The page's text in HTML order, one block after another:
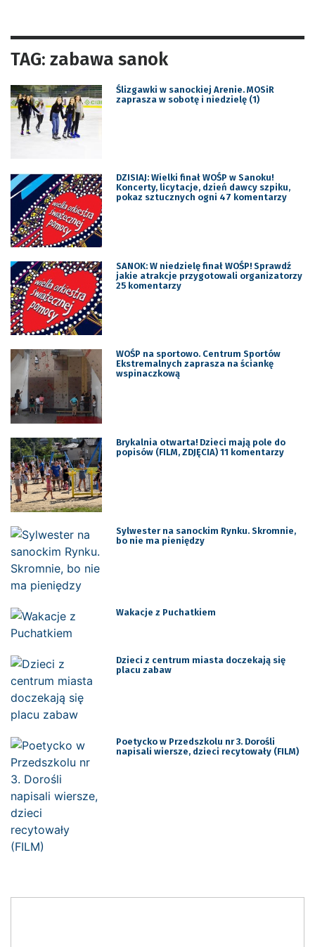
TAG: zabawa sanok
Ślizgawki w sanockiej Arenie. MOSiR
zaprasza w sobotę i niedzielę (1)
DZISIAJ: Wielki finał WOŚP w Sanoku!
Koncerty, licytacje, dzień dawcy szpiku,
pokaz sztucznych ogni 47 komentarzy
SANOK: W niedzielę finał WOŚP! Sprawdź
jakie atrakcje przygotowali organizatorzy
25 komentarzy
WOŚP na sportowo. Centrum Sportów
Ekstremalnych zaprasza na ściankę
wspinaczkową
Brykalnia otwarta! Dzieci mają pole do
popisów (FILM, ZDJĘCIA) 11 komentarzy
Sylwester na sanockim Rynku. Skromnie,
bo nie ma pieniędzy
Wakacje z Puchatkiem
Dzieci z centrum miasta doczekają się
placu zabaw
Poetycko w Przedszkolu nr 3. Dorośli
napisali wiersze, dzieci recytowały (FILM)